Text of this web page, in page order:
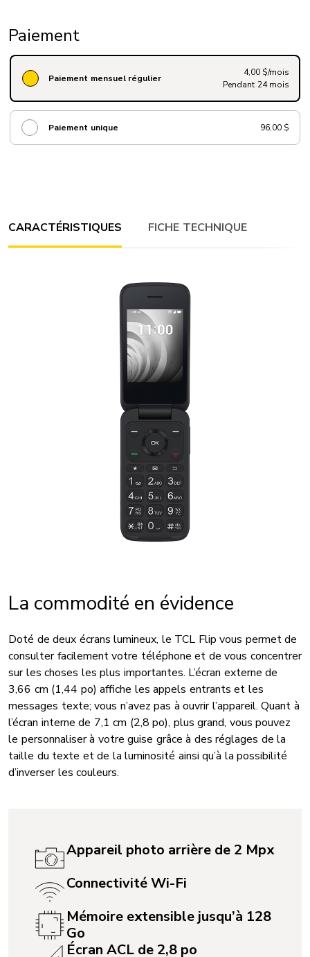
Paiement
Paiement mensuel régulier
4,00 $/mois
Pendant 24 mois
Paiement unique 96,00 $
CARACTÉRISTIQUES FICHE TECHNIQUE
La commodité en évidence
Doté de deux écrans lumineux, le TCL Flip vous permet de
consulter facilement votre téléphone et de vous concentrer
sur les choses les plus importantes. L’écran externe de
3,66 cm (1,44 po) affiche les appels entrants et les
messages texte; vous n’avez pas à ouvrir l’appareil. Quant à
l’écran interne de 7,1 cm (2,8 po), plus grand, vous pouvez
le personnaliser à votre guise grâce à des réglages de la
taille du texte et de la luminosité ainsi qu’à la possibilité
d’inverser les couleurs.
Appareil photo arrière de 2 Mpx
Connectivité Wi-Fi
Mémoire extensible jusqu’à 128
Go
Écran ACL de 2,8 po